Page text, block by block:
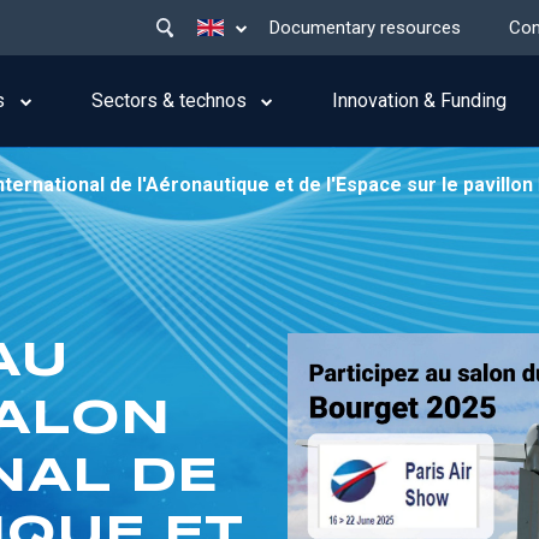
List additional actions
menu
top
Documentary resources
Sectors & technos Innovation & Funding
de l'Aéronautique et de l'Espace sur le
DE